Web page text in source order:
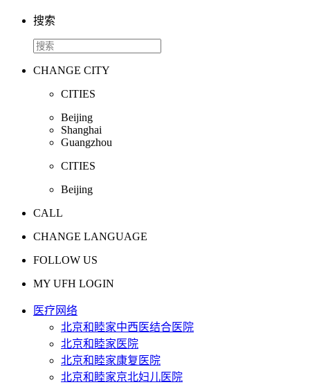
搜索
CHANGE CITY
CITIES
Beijing
Shanghai
Guangzhou
CITIES
Beijing
CALL
CHANGE LANGUAGE
FOLLOW US
MY UFH LOGIN
医疗网络
北京和睦家中西医结合医院
北京和睦家医院
北京和睦家康复医院
北京和睦家京北妇儿医院